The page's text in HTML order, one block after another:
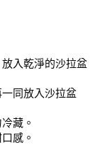
入乾淨的沙拉盆
同放入沙拉盆
藏。
感。